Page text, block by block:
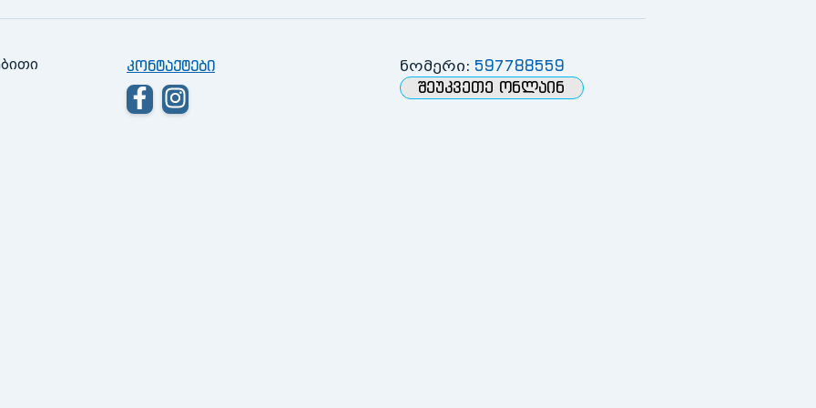
კონტაქტები ნომერი: 597788559
ᲨᲔᲣᲙᲕᲔᲗᲔ ᲝᲜᲚᲐᲘᲜ